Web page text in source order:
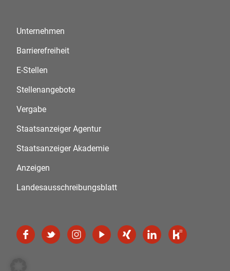
Unternehmen
Barrierefreiheit
E-Stellen
Stellenangebote
Vergabe
Staatsanzeiger Agentur
Staatsanzeiger Akademie
Anzeigen
Landesausschreibungsblatt